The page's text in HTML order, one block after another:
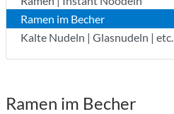
Ramen im Becher
Kalte Nudeln | Glasnudeln | etc.
Ramen im Becher